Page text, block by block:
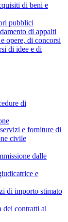
di beni e
pubblici
di appalti
opere, di concorsi
di idee e di
di
e forniture di
civile
dalle
e
di importo stimato
dei contratti al